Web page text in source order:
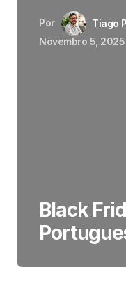
Por
Tiago
Novembro 5, 2025
Black